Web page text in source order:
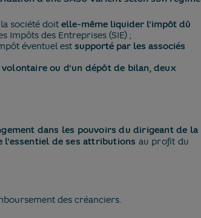
société doit elle-même liquider l'impôt dû
Impôts des Entreprises (SIE) ;
éventuel est supporté par les associés
ou d'un dépôt de bilan, deux
dans les pouvoirs du dirigeant de la
l'essentiel de ses attributions au profit du
des créanciers.